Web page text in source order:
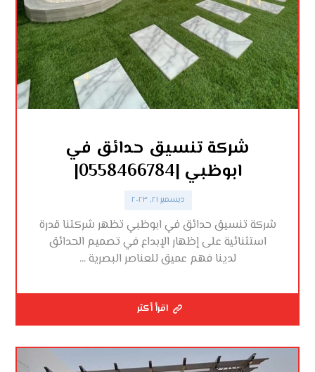
شركة تنسيق حدائق في
ابوظبي |0558466784|
ديسمبر ٢١, ٢٠٢٣
شركة تنسيق حدائق في ابوظبي تظهر شركتنا قدرة
استثنائية على إظهار الإبداع في تصميم الحدائق
لدينا فهم عميق للعناصر البصرية ...
اقرأ أكثر